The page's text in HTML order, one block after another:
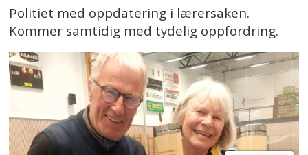
Politiet med oppdatering i lærersaken.
Kommer samtidig med tydelig oppfordring.